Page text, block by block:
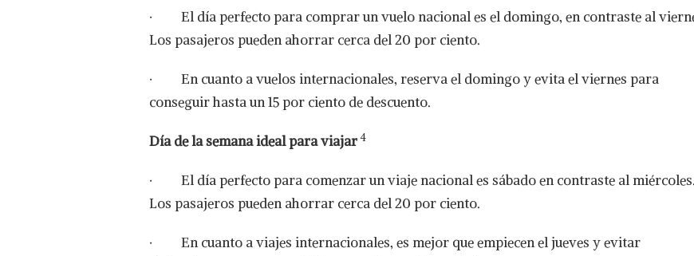
· El día perfecto para comprar un vuelo nacional es el domingo, en contraste al
Los pasajeros pueden ahorrar cerca del 20 por ciento.
· En cuanto a vuelos internacionales, reserva el domingo y evita el viernes para
conseguir hasta un 15 por ciento de descuento.
Día de la semana ideal para viajar4
· El día perfecto para comenzar un viaje nacional es sábado en contraste al miércoles.
Los pasajeros pueden ahorrar cerca del 20 por ciento.
· En cuanto a viajes internacionales, es mejor que empiecen el jueves y evitar